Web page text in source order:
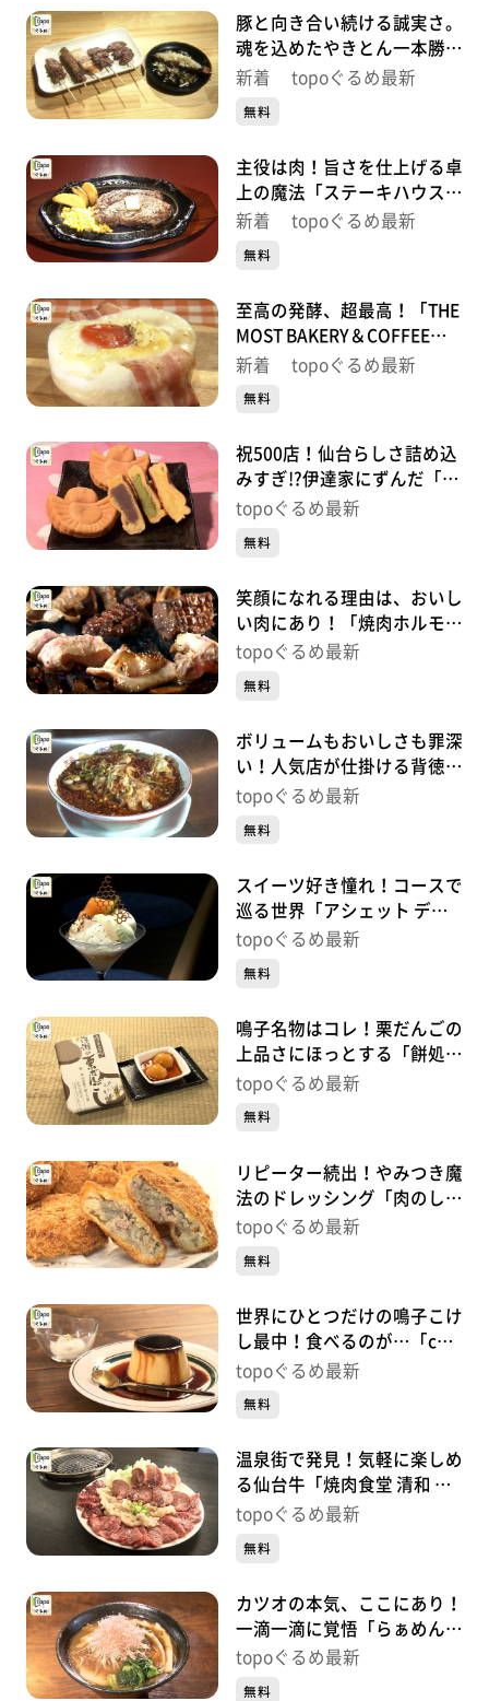
「定額見放題会員」を提示）
※紹介した店舗情報は変更している場合があります。
※紹介した商品は取り扱いが終了している場合がありま
す。
豚と向き合い続ける誠実さ。
魂を込めたやきとん一本勝負
「やきとん魂」（青葉区国分
新着 topoぐるめ最新
無料
主役は肉！旨さを仕上げる卓
上の魔法「ステーキハウス
GREAT RARE」（青葉区二日
新着 topoぐるめ最新
無料
至高の発酵、超最高！「THE
MOST BAKERY＆COFFEE仙
台東口店」（宮城野区榴岡）
新着 topoぐるめ最新
無料
祝500店！仙台らしさ詰め込
みすぎ!?伊達家にずんだ「ち
ゅんちゅん堂」（青葉区川
topoぐるめ最新
無料
笑顔になれる理由は、おいし
い肉にあり！「焼肉ホルモン
呵呵大笑」（青葉区国分町）
topoぐるめ最新
無料
ボリュームもおいしさも罪深
い！人気店が仕掛ける背徳中
華「ガリデブ2」（青葉区大
topoぐるめ最新
無料
スイーツ好き憧れ！コースで
巡る世界「アシェット デセ
ール エトネ」（青葉区国分
topoぐるめ最新
無料
鳴子名物はコレ！栗だんごの
上品さにほっとする「餅処
深瀬」（大崎市鳴子温泉湯
topoぐるめ最新
無料
リピーター続出！やみつき魔
法のドレッシング「肉のしば
さき」（大崎市鳴子温泉湯
topoぐるめ最新
無料
世界にひとつだけの鳴子こけ
し最中！食べるのが…「cafe
gutto」（大崎市鳴子温泉湯
topoぐるめ最新
無料
温泉街で発見！気軽に楽しめ
る仙台牛「焼肉食堂 清和 鳴
子店」（大崎市鳴子温泉湯
topoぐるめ最新
無料
カツオの本気、ここにあり！
一滴一滴に覚悟「らぁめん鰹
の本気 愛子店」（青葉区栗
topoぐるめ最新
無料